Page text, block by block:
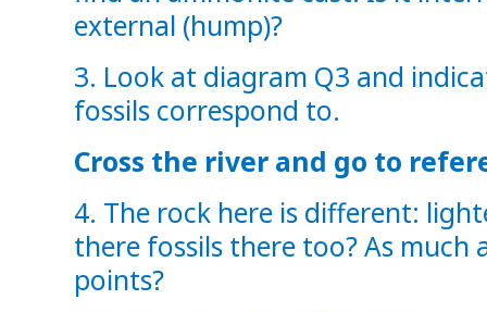
external (hump)?
3. Look at diagram Q3 and
fossils correspond to.
Cross the river and go to
4. The rock here is different:
there fossils there too? As much
points?